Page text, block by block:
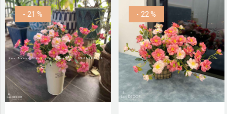
TƯỜNG CÂY GIẢ KHĂN TRẢI BÀN
- 21 % - 22 %